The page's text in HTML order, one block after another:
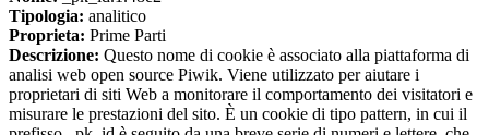
Tipologia: analitico
Proprieta: Prime Parti
Descrizione: Questo nome di cookie è associato alla piattaforma di
analisi web open source Piwik. Viene utilizzato per aiutare i
proprietari di siti Web a monitorare il comportamento dei visitatori e
misurare le prestazioni del sito. È un cookie di tipo pattern, in cui il